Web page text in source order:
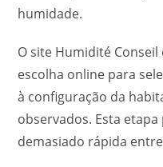
humidade.
O site Humidité
escolha online para
à configuração da
observados. Esta
demasiado rápida entre